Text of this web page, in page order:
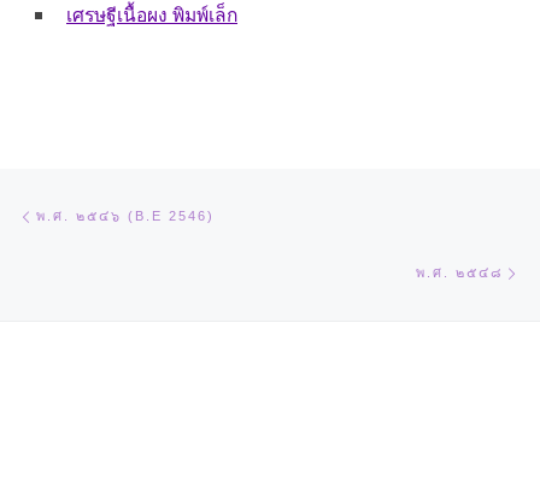
เศรษฐีเนื้อผง พิมพ์เล็ก
พ.ศ. ๒๕๔๖ (B.E 2546)
พ.ศ. ๒๕๔๘